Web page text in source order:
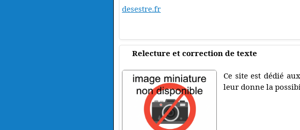
desestre.fr
Relecture et correction de texte
Ce site est dédié
leur donne la